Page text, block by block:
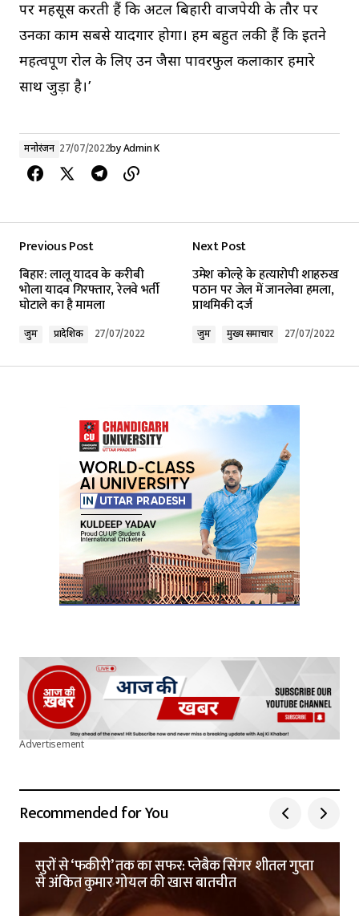
पर महसूस करती हैं कि अटल बिहारी वाजपेयी के तौर पर
उनका काम सबसे यादगार होगा। हम बहुत लकी हैं कि इतने
महत्वपूर्ण रोल के लिए उन जैसा पावरफुल कलाकार हमारे
साथ जुड़ा है।’
मनोरंजन 27/07/2022byAdmin K
Previous Post
बिहार: लालू यादव के करीबी
भोला यादव गिरफ्तार, रेलवे भर्ती
घोटाले का है मामला
जुर्म प्रादेशिक 27/07/2022
Next Post
उमेश कोल्हे के हत्यारोपी शाहरुख
पठान पर जेल में जानलेवा हमला,
प्राथमिकी दर्ज
जुर्म मुख्य समाचार 27/07/2022
Advertisement
Recommended for You
सुरों से ‘फकीरी’ तक का सफर: प्लेबैक सिंगर शीतल गुप्ता
से अंकित कुमार गोयल की खास बातचीत